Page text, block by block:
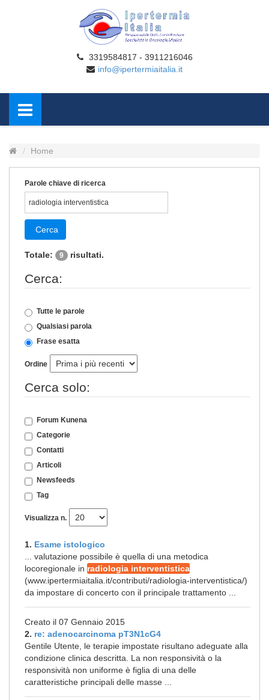
3319584817 - 3911216046
info@ipertermiaitalia.it
Home
Parole chiave di ricerca
Cerca
Totale: 9 risultati.
Cerca:
Tutte le parole
Qualsiasi parola
Frase esatta
Ordine
Cerca solo:
Forum Kunena
Categorie
Contatti
Articoli
Newsfeeds
Tag
Visualizza n.
1. Esame istologico
... valutazione possibile è quella di una metodica
locoregionale in radiologia interventistica
(www.ipertermiaitalia.it/contributi/radiologia-interventistica/)
da impostare di concerto con il principale trattamento ...
Creato il 07 Gennaio 2015
2. re: adenocarcinoma pT3N1cG4
Gentile Utente, le terapie impostate risultano adeguate alla
condizione clinica descritta. La non responsività o la
responsività non uniforme è figlia di una delle
caratteristiche principali delle masse ...